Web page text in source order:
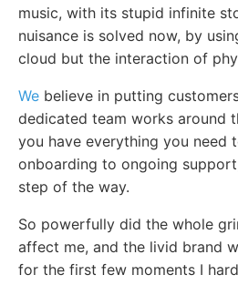
music, with its stupid infinite
nuisance is solved now, by
cloud but the interaction of
We believe in putting
dedicated team works around
you have everything you need
onboarding to ongoing
step of the way.
So powerfully did the whole
affect me, and the livid brand
for the first few moments I